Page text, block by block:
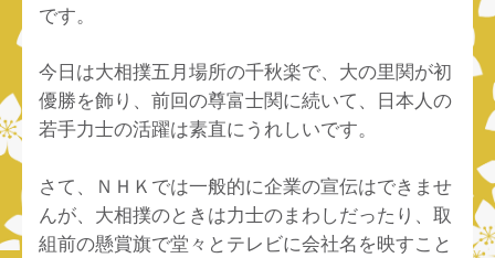
です。
今日は大相撲五月場所の千秋楽で、大の里関が初
優勝を飾り、前回の尊富士関に続いて、日本人の
若手力士の活躍は素直にうれしいです。
さて、ＮＨＫでは一般的に企業の宣伝はできませ
んが、大相撲のときは力士のまわしだったり、取
組前の懸賞旗で堂々とテレビに会社名を映すこと